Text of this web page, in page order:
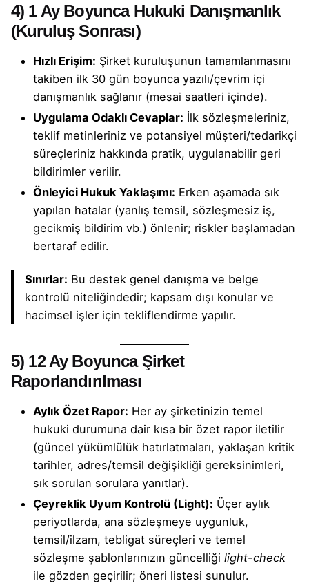
4) 1 Ay Boyunca Hukuki Danışmanlık
(Kuruluş Sonrası)
Hızlı Erişim: Şirket kuruluşunun tamamlanmasını
takiben ilk 30 gün boyunca yazılı/çevrim içi
danışmanlık sağlanır (mesai saatleri içinde).
Uygulama Odaklı Cevaplar: İlk sözleşmeleriniz,
teklif metinleriniz ve potansiyel müşteri/tedarikçi
süreçleriniz hakkında pratik, uygulanabilir geri
bildirimler verilir.
Önleyici Hukuk Yaklaşımı: Erken aşamada sık
yapılan hatalar (yanlış temsil, sözleşmesiz iş,
gecikmiş bildirim vb.) önlenir; riskler başlamadan
bertaraf edilir.
Sınırlar: Bu destek genel danışma ve belge
kontrolü niteliğindedir; kapsam dışı konular ve
hacimsel işler için tekliflendirme yapılır.
5) 12 Ay Boyunca Şirket
Raporlandırılması
Aylık Özet Rapor: Her ay şirketinizin temel
hukuki durumuna dair kısa bir özet rapor iletilir
(güncel yükümlülük hatırlatmaları, yaklaşan kritik
tarihler, adres/temsil değişikliği gereksinimleri,
sık sorulan sorulara yanıtlar).
Çeyreklik Uyum Kontrolü (Light): Üçer aylık
periyotlarda, ana sözleşmeye uygunluk,
temsil/ilzam, tebligat süreçleri ve temel
sözleşme şablonlarınızın güncelliği light-check
ile gözden geçirilir; öneri listesi sunulur.